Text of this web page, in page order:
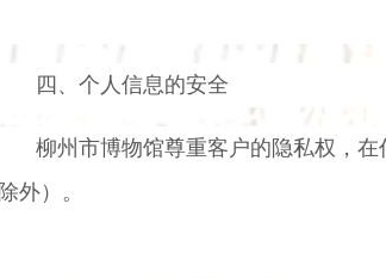
四、个人信息的安全
柳州市博物馆尊重客户的隐私权，
除外）。